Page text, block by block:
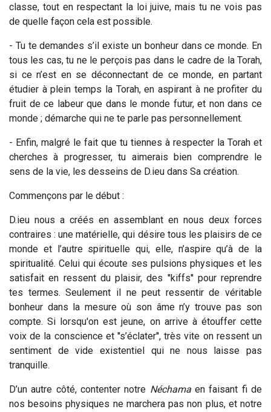
classe, tout en respectant la loi juive, mais tu ne vois pas
de quelle façon cela est possible.
- Tu te demandes s’il existe un bonheur dans ce monde. En
tous les cas, tu ne le perçois pas dans le cadre de la Torah,
si ce n’est en se déconnectant de ce monde, en partant
étudier à plein temps la Torah, en aspirant à ne profiter du
fruit de ce labeur que dans le monde futur, et non dans ce
monde ; démarche qui ne te parle pas personnellement.
- Enfin, malgré le fait que tu tiennes à respecter la Torah et
cherches à progresser, tu aimerais bien comprendre le
sens de la vie, les desseins de D.ieu dans Sa création.
Commençons par le début :
D.ieu nous a créés en assemblant en nous deux forces
contraires : une matérielle, qui désire tous les plaisirs de ce
monde et l’autre spirituelle qui, elle, n’aspire qu’à de la
spiritualité. Celui qui écoute ses pulsions physiques et les
satisfait en ressent du plaisir, des ''kiffs'' pour reprendre
tes termes. Seulement il ne peut ressentir de véritable
bonheur dans la mesure où son âme n’y trouve pas son
compte. Si lorsqu'on est jeune, on arrive à étouffer cette
voix de la conscience et ''s’éclater'', très vite on ressent un
sentiment de vide existentiel qui ne nous laisse pas
tranquille.
D’un autre côté, contenter notre Néchamaen faisant fi de
nos besoins physiques ne marchera pas non plus, et notre